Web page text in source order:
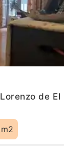
de El